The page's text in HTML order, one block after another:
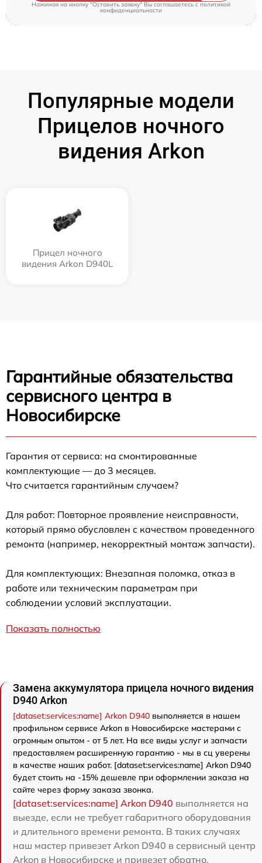
Нажимая на кнопку "Оставить заявку" Вы соглашаетесь c политикой
конфиденциальности
Популярные модели
Прицелов ночного
видения Arkon
Прицел ночного
видения Arkon D940L
Гарантийные обязательства
сервисного центра в
Новосибирске
Гарантия от сервиса: на смонтированные
комплектующие — до 3 месяцев.
Что считается гарантийным случаем?
Для работ: Повторное проявление неисправности,
который прямо обусловлен с качеством проведенного
ремонта (например, некорректный монтаж запчасти).
Для комплектующих: Внезапная поломка, отказ в
работе или техническим параметрам при
соблюдении условий эксплуатации.
Показать полностью
Замена аккумулятора прицела ночного видения
D940 Arkon
[dataset:services:name] Arkon D940 выполняется в нашем
профильном сервисе Arkon в Новосибирске мастерами с
огромным опытом - от 5 лет. На все виды услуг и запчасти
предоставляем расширенную гарантию - мы в сц уверены
в качестве наших работ. [dataset:services:name] Arkon D940
будет стоить на -15% дешевле при оформлении заказа на
сайте через форму заказа звонка.
[dataset:services:name] Arkon D940 выполняется на
выезде, если не требует габаритного оборудования
и длительного времени ремонта. В таких случаях
наш мастер привезет Arkon D940 в сервисный центр
Arkon в Новосибирске и привезет обратно.